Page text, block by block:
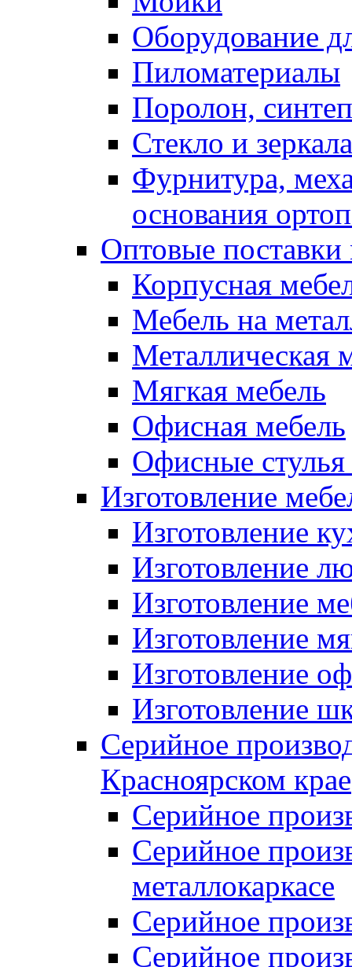
Оборудование
Пиломатериалы
Поролон,
Стекло и зеркала
Фурнитура,
основания
Оптовые поставки
Корпусная
Мебель на
Металлическая
Мягкая мебель
Офисная мебель
Офисные стулья
Изготовление
Изготовление
Изготовление
Изготовление
Изготовление
Изготовление
Изготовление
Серийное
Красноярском крае
Серийное
Серийное
металлокаркасе
Серийное
Серийное